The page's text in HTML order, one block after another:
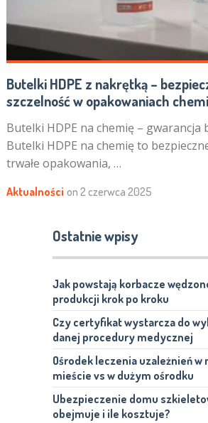
Butelki HDPE z nakrętką –
szczelność w opakowaniach
Butelki HDPE na chemię – gwarancja
Butelki HDPE na chemię to
trwałe opakowania, …
Aktualności on 2 czerwca 2025
Ostatnie wpisy
Jak powstają korbacze
produkcji krok po kroku
Czy certyfikat wystarcza do
danej procedury medycznej
Ośrodek leczenia uzależnień w
mieście vs w dużym ośrodku
Ubezpieczenie domu
obejmuje i ile kosztuje?